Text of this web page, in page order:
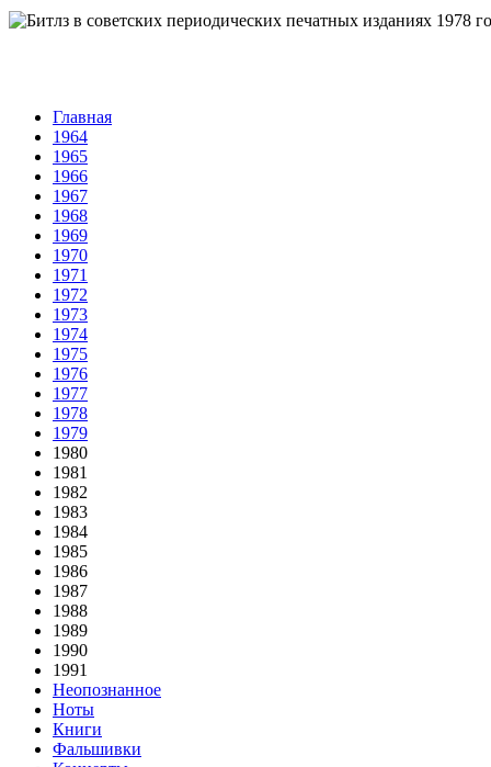
Главная
1964
1965
1966
1967
1968
1969
1970
1971
1972
1973
1974
1975
1976
1977
1978
1979
1980
1981
1982
1983
1984
1985
1986
1987
1988
1989
1990
1991
Неопознанное
Ноты
Книги
Фальшивки